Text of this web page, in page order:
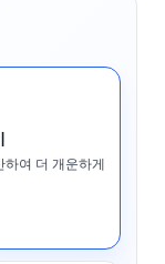
하여 더 개운하게